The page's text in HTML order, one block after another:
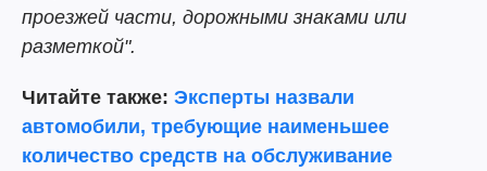
проезжей части, дорожными знаками или
разметкой".
Читайте также: Эксперты назвали
автомобили, требующие наименьшее
количество средств на обслуживание